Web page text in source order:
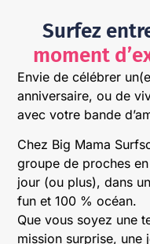
Surfez
moment
Envie de célébrer
anniversaire, ou de
avec votre bande
Chez Big Mama
groupe de proches
jour (ou plus), dans
fun et 100 % océan.
Que vous soyez une
mission surprise, une